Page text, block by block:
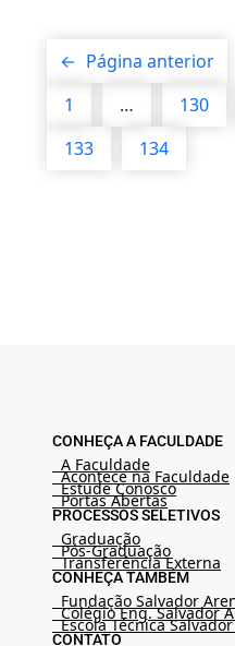
← Página anterior
1
… 130
133
134
CONHEÇA A FACULDADE
A Faculdade
Acontece na Faculdade
Estude Conosco
Portas Abertas
PROCESSOS SELETIVOS
Graduação
Pós-Graduação
Transferência Externa
CONHEÇA TAMBÉM
Fundação Salvador
Colégio Eng. Salvador
Escola Técnica
CONTATO